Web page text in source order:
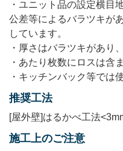
・ユニット品の設定横目
公差等によるバラツキが
しています。
・厚さはバラツキがあり
・あたり枚数にロスは含
・キッチンバック等では
推奨工法
[屋外壁]はるかべ工法
施工上のご注意